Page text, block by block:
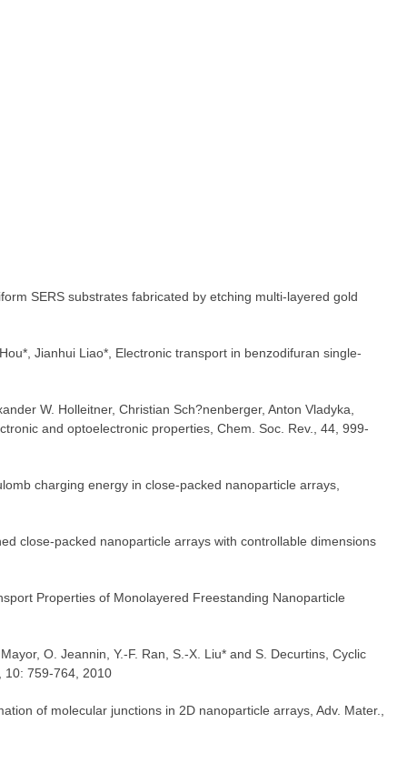
SERS substrates fabricated by etching multi-layered gold
Jianhui Liao*, Electronic transport in benzodifuran single-
W. Holleitner, Christian Sch?nenberger, Anton Vladyka,
and optoelectronic properties, Chem. Soc. Rev., 44, 999-
charging energy in close-packed nanoparticle arrays,
close-packed nanoparticle arrays with controllable dimensions
Properties of Monolayered Freestanding Nanoparticle
O. Jeannin, Y.-F. Ran, S.-X. Liu* and S. Decurtins, Cyclic
10: 759-764, 2010
of molecular junctions in 2D nanoparticle arrays, Adv. Mater.,